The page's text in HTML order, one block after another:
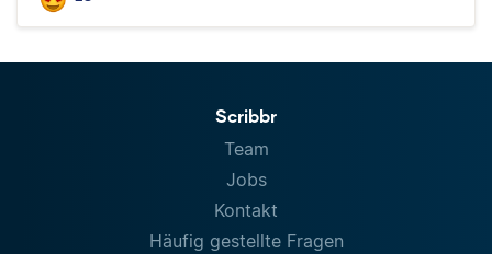
Scribbr
Team
Jobs
Kontakt
Häufig gestellte Fragen